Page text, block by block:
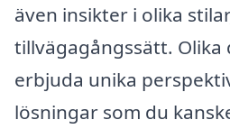
även insikter i olika
tillvägagångssätt. Olika
erbjuda unika
lösningar som du